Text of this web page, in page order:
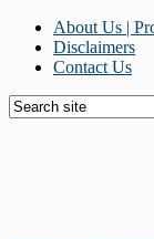
About Us |
Disclaimers
Contact Us